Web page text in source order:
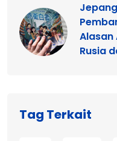
Alasan
Rusia
Tag Terkait